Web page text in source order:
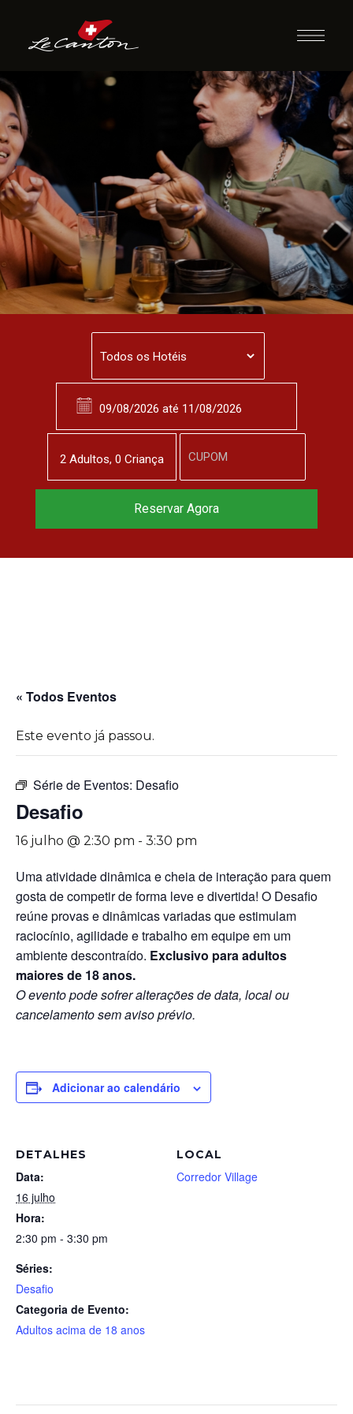
Desafio
« Todos Eventos
Este evento já passou.
Série de Eventos: Desafio
Desafio
16 julho @ 2:30 pm - 3:30 pm
Uma atividade dinâmica e cheia de interação para quem
gosta de competir de forma leve e divertida! O Desafio
reúne provas e dinâmicas variadas que estimulam
raciocínio, agilidade e trabalho em equipe em um
ambiente descontraído. Exclusivo para adultos
maiores de 18 anos.
O evento pode sofrer alterações de data, local ou
cancelamento sem aviso prévio.
Adicionar ao calendário
DETALHES
Data:
16 julho
Hora:
2:30 pm - 3:30 pm
Séries:
Desafio
Categoria de Evento:
Adultos acima de 18 anos
LOCAL
Corredor Village
2 Adultos, 0 Criança
Reserve agora, com
Reservar Agora